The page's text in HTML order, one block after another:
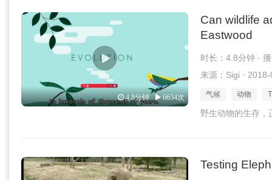
4.8分钟 6634次
Can wildlife
Eastwood
时长：4.8分钟 ·
来源：Sigi ·
气候 动物
野生动物的生存，
Testing